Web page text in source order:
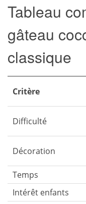
Tableau
gâteau
classique
Critère
Difficulté
Décoration
Temps
Intérêt enfants